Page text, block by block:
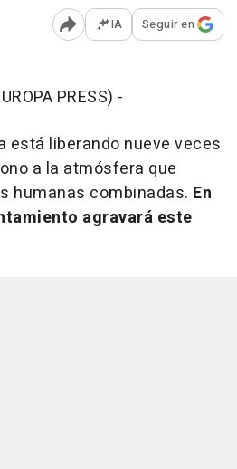
Abrir opciones para
IA Seguir en
PRESS) -
está liberando nueve veces
a la atmósfera que
humanas combinadas. En
agravará este